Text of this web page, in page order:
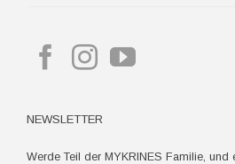
NEWSLETTER
Werde Teil der MYKRINES Familie, und